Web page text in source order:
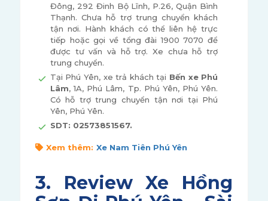
Đông, 292 Đinh Bộ Lĩnh, P.26, Quận Bình
Thạnh. Chưa hỗ trợ trung chuyển khách
tận nơi. Hành khách có thể liên hệ trực
tiếp hoặc gọi về tổng đài 1900 7070 để
được tư vấn và hỗ trợ. Xe chưa hỗ trợ
trung chuyển.
Tại Phú Yên, xe trả khách tại Bến xe Phú
Lâm, 1A, Phú Lâm, Tp. Phú Yên, Phú Yên.
Có hỗ trợ trung chuyển tận nơi tại Phú
Yên, Phú Yên.
SDT: 02573851567.
Xem thêm: Xe Nam Tiên Phú Yên
3. Review Xe Hồng